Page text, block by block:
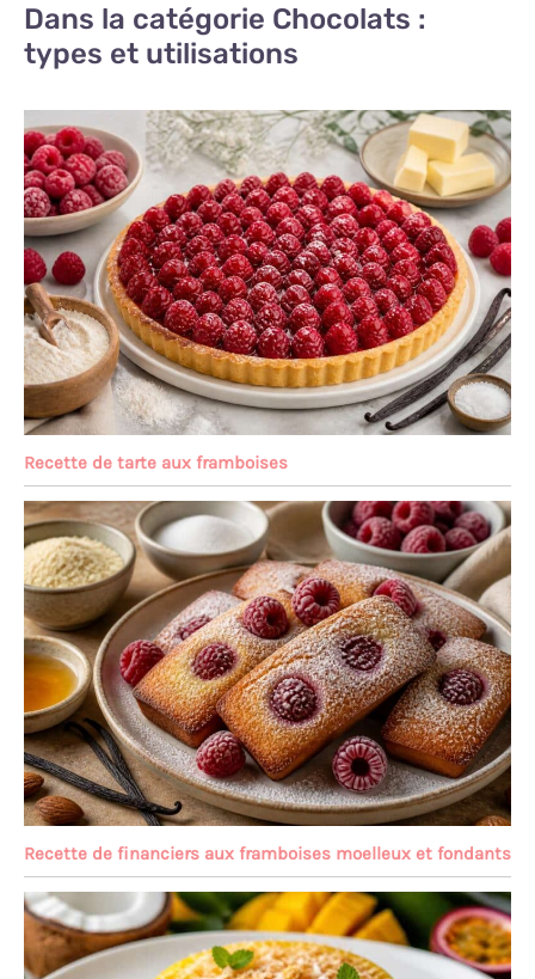
Dans la catégorie Chocolats :
types et utilisations
Recette de tarte aux framboises
Recette de financiers aux framboises moelleux et fondants